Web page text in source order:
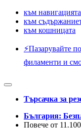
към навигацията
към
към кошницата
⚡️Пазарувайте
филаменти и
Търсачка за
България:
Повече от